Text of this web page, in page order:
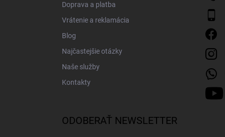
Doprava a platba
Vrátenie a reklamácia
Blog
Najčastejšie otázky
Naše služby
Kontakty
ODOBERAŤ NEWSLETTER